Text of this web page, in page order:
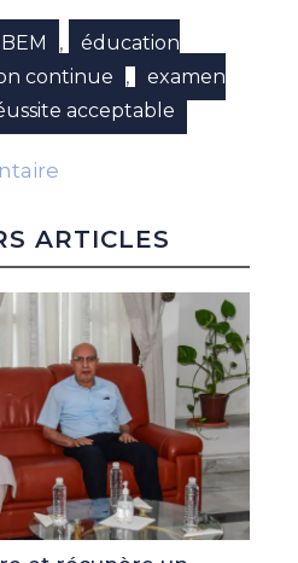
BEM ,
éducation
continue ,
examen
acceptable
ARTICLES